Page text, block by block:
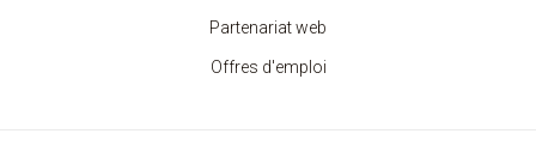
Partenariat web
Offres d'emploi